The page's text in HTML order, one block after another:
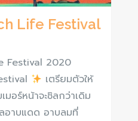
Life Festival
Festival 2020
เตรียมตัวให้
อร์หน้าจะชิลกว่าเดิม
อาบแดด อาบลมที่